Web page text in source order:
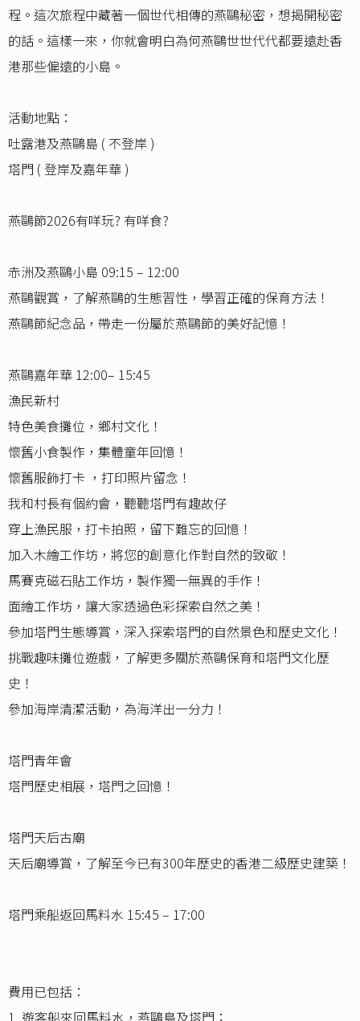
程。這次旅程中藏著一個世代相傳的燕鷗秘密，想揭開秘密
的話。這樣一來，你就會明白為何燕鷗世世代代都要遠赴香
港那些偏遠的小島。
活動地點：
吐露港及燕鷗島 ( 不登岸 )
塔門 ( 登岸及嘉年華 )
燕鷗節2026有咩玩? 有咩食?
赤洲及燕鷗小島 09:15 – 12:00
燕鷗觀賞，了解燕鷗的生態習性，學習正確的保育方法！
燕鷗節紀念品，帶走一份屬於燕鷗節的美好記憶！
燕鷗嘉年華 12:00– 15:45
漁民新村
特色美食攤位，鄉村文化！
懷舊小食製作，集體童年回憶！
懷舊服飾打卡 ，打印照片留念！
我和村長有個約會，聽聽塔門有趣故仔
穿上漁民服，打卡拍照，留下難忘的回憶！
加入木繪工作坊，將您的創意化作對自然的致敬！
馬賽克磁石貼工作坊，製作獨一無異的手作！
面繪工作坊，讓大家透過色彩探索自然之美！
參加塔門生態導賞，深入探索塔門的自然景色和歷史文化！
挑戰趣味攤位遊戲，了解更多關於燕鷗保育和塔門文化歷
史！
參加海岸清潔活動，為海洋出一分力！
塔門青年會
塔門歷史相展，塔門之回憶！
塔門天后古廟
天后廟導賞，了解至今已有300年歷史的香港二級歷史建築！
塔門乘船返回馬料水 15:45 – 17:00
費用已包括：
1. 遊客船來回馬料水，燕鷗島及塔門；